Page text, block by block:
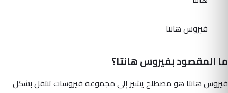
فيروس هانتا
ما المقصود بفيروس هانتا؟
فيروس هانتا هو مصطلح يشير إلى مجموعة فيروسات تنتقل بشكل